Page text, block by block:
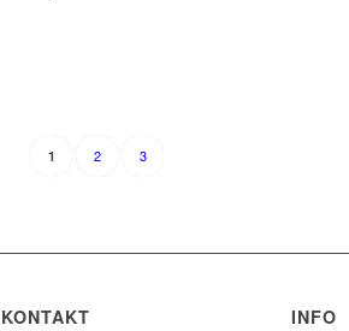
1 2 3
KONTAKT INFO